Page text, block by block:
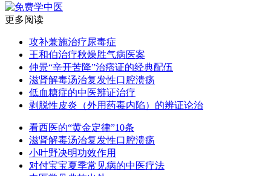
更多阅读
攻补兼施治疗尿毒症
王和伯治疗秋燥胜气病医案
仲景“辛开苦降”治痞证的经典配伍
滋肾解毒汤治复发性口腔溃疡
低血糖症的中医辨证治疗
剥脱性皮炎（外用药毒内陷）的辨证论治
看西医的“黄金定律”10条
滋肾解毒汤治复发性口腔溃疡
小叶野决明功效作用
对付宝宝夏季常见病的中医疗法